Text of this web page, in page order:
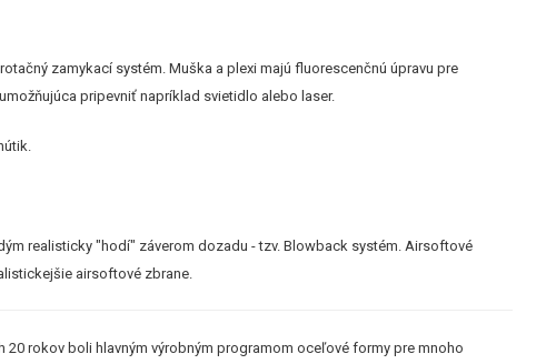
zamykací systém. Muška a plexi majú fluorescenčnú úpravu pre
pripevniť napríklad svietidlo alebo laser.
realisticky "hodí" záverom dozadu - tzv. Blowback systém. Airsoftové
airsoftové zbrane.
20 rokov boli hlavným výrobným programom oceľové formy pre mnoho